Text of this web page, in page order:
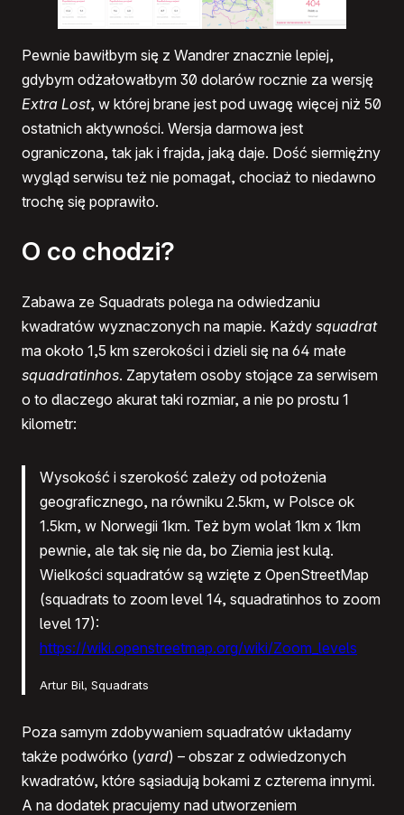
Pewnie bawiłbym się z Wandrer znacznie lepiej,
gdybym odżałowałbym 30 dolarów rocznie za wersję
Extra Lost, w której brane jest pod uwagę więcej niż 50
ostatnich aktywności. Wersja darmowa jest
ograniczona, tak jak i frajda, jaką daje. Dość siermiężny
wygląd serwisu też nie pomagał, chociaż to niedawno
trochę się poprawiło.
O co chodzi?
Zabawa ze Squadrats polega na odwiedzaniu
kwadratów wyznaczonych na mapie. Każdy squadrat
ma około 1,5 km szerokości i dzieli się na 64 małe
squadratinhos. Zapytałem osoby stojące za serwisem
o to dlaczego akurat taki rozmiar, a nie po prostu 1
kilometr:
Wysokość i szerokość zależy od położenia
geograficznego, na równiku 2.5km, w Polsce ok
1.5km, w Norwegii 1km. Też bym wolał 1km x 1km
pewnie, ale tak się nie da, bo Ziemia jest kulą.
Wielkości squadratów są wzięte z OpenStreetMap
(squadrats to zoom level 14, squadratinhos to zoom
level 17):
https://wiki.openstreetmap.org/wiki/Zoom_levels
Artur Bil, Squadrats
Poza samym zdobywaniem squadratów układamy
także podwórko (yard) – obszar z odwiedzonych
kwadratów, które sąsiadują bokami z czterema innymi.
A na dodatek pracujemy nad utworzeniem